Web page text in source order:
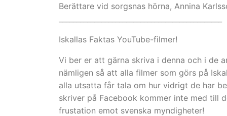
Berättare vid sorgsnas hörna, Annina
Iskallas Faktas YouTube-filmer!
Vi ber er att gärna skriva i denna och i de
nämligen så att alla filmer som görs på
alla utsatta får tala om hur vidrigt de har
skriver på Facebook kommer inte med till
frustation emot svenska myndigheter!